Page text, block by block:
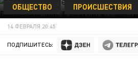
/
ОБЩЕСТВО ПРОИСШЕСТВИЯ
14 ФЕВРАЛЯ 20:45
ПОДПИШИТЕСЬ: